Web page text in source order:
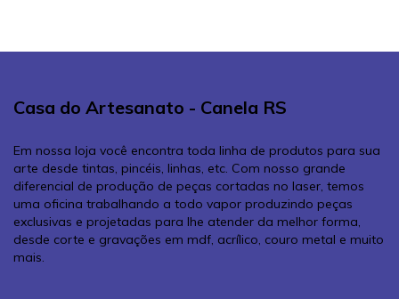
Casa do Artesanato - Canela RS
Em nossa loja você encontra toda linha de produtos para sua
arte desde tintas, pincéis, linhas, etc. Com nosso grande
diferencial de produção de peças cortadas no laser, temos
uma oficina trabalhando a todo vapor produzindo peças
exclusivas e projetadas para lhe atender da melhor forma,
desde corte e gravações em mdf, acrílico, couro metal e muito
mais.